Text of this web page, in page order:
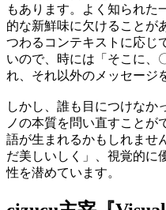
もあります。よく知られた
的な新鮮味に欠けることが
つわるコンテキストに応じ
いので、時には「そこに、
れ、それ以外のメッセージ
しかし、誰も目につけなか
ノの本質を問い直すことが
語が生まれるかもしれませ
だ美しいしく」、視覚的に
性を潜めています。